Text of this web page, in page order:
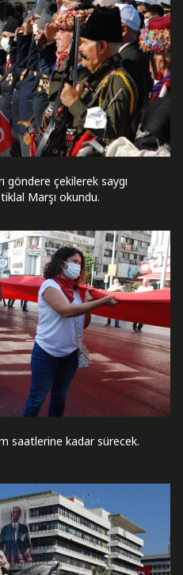
göndere çekilerek saygı
Marşı okundu.
saatlerine kadar sürecek.